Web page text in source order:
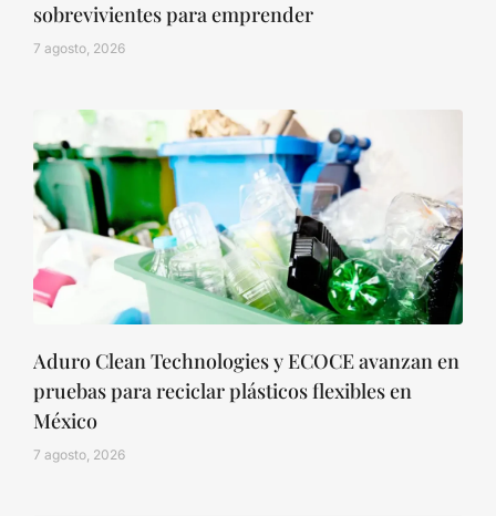
sobrevivientes para emprender
7 agosto, 2026
Aduro Clean Technologies y ECOCE avanzan en
pruebas para reciclar plásticos flexibles en
México
7 agosto, 2026